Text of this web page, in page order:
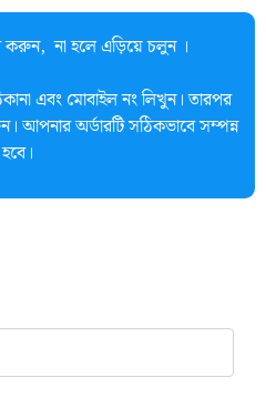
করুন, না হলে এড়িয়ে চলুন ।
এবং মোবাইল নং লিখুন। তারপর
আপনার অর্ডারটি সঠিকভাবে সম্পন্ন
হবে।